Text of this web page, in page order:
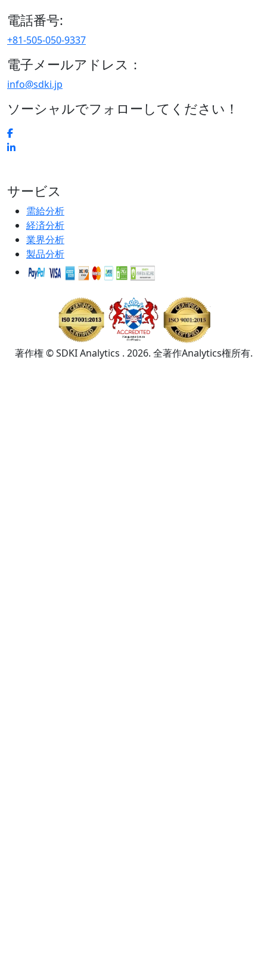
電話番号:
+81-505-050-9337
電子メールアドレス：
info@sdki.jp
ソーシャルでフォローしてください！
サービス
需給分析
経済分析
業界分析
製品分析
著作権 © SDKI Analytics . 2026. 全著作Analytics権所有.